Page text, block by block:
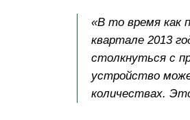
«В то время как
квартале 2013
столкнуться с
устройство
количествах.